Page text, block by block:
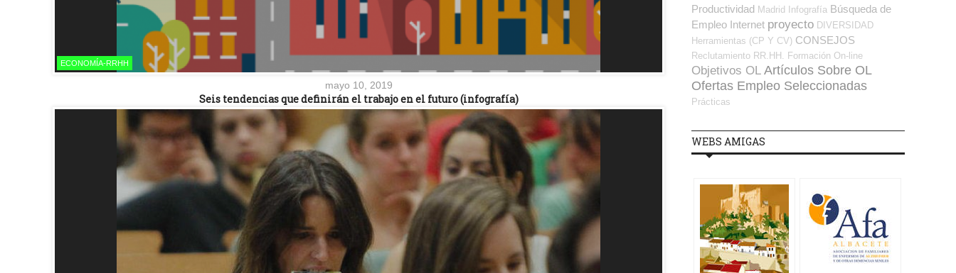
ECONOMÍA-RRHH
mayo 10, 2019
Seis tendencias que definirán el trabajo en el futuro (infografía)
Productividad Madrid Infografía Búsqueda de
Empleo Internet proyecto DIVERSIDAD
Herramientas (CP Y CV) CONSEJOS
Reclutamiento RR.HH. Formación On-line
Objetivos OL Artículos Sobre OL
Ofertas Empleo Seleccionadas
Prácticas
WEBS AMIGAS